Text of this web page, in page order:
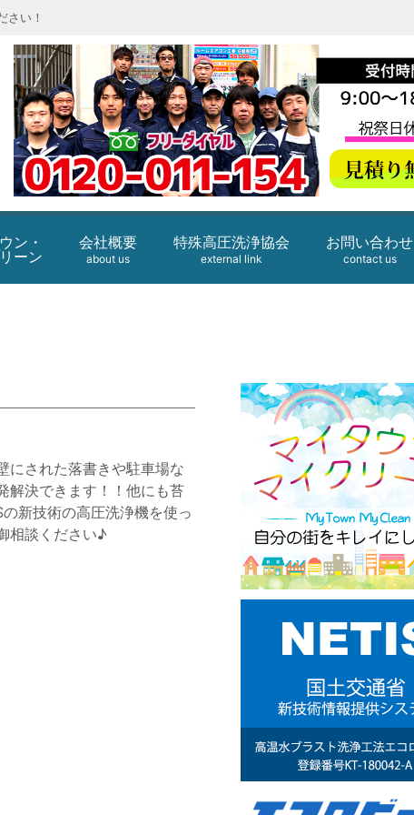
さい！
ン・
ーン
会社概要
about us
特殊高圧洗浄協会
external link
お問い合わせ
contact us
にされた落書きや駐車場な
解決できます！！他にも苔
新技術の高圧洗浄機を使っ
相談ください♪